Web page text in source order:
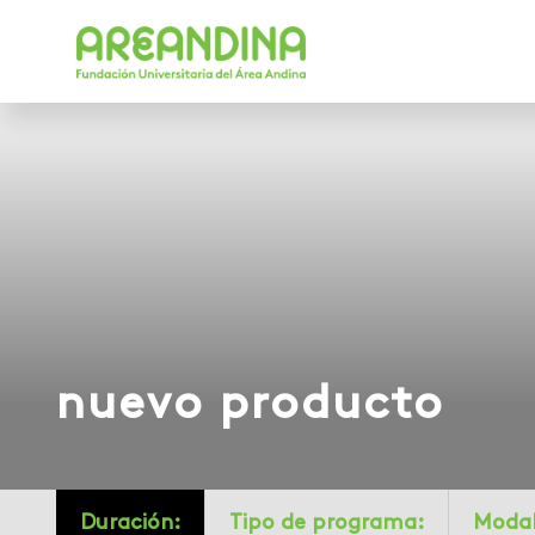
nuevo producto
Duración: Tipo de programa: